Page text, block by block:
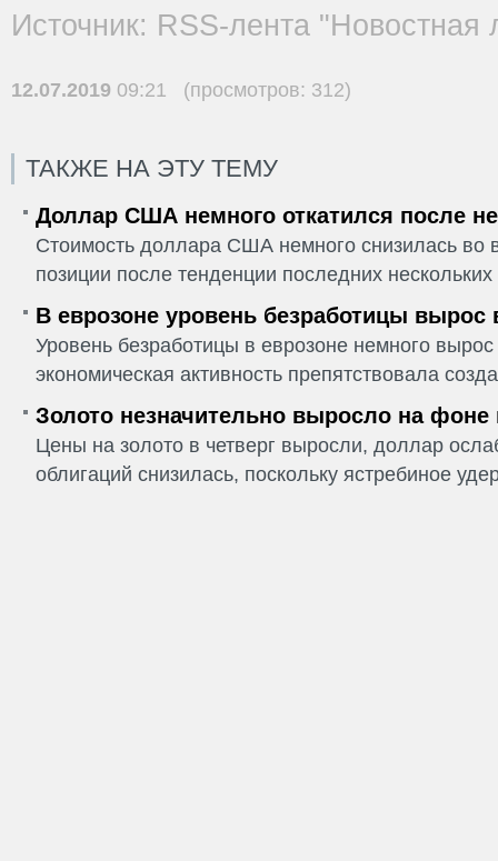
Источник: RSS-лента "Новостная
12.07.2019 09:21 (просмотров: 312)
ТАКЖЕ НА ЭТУ ТЕМУ
Доллар США немного откатился после
Стоимость доллара США немного снизилась во
позиции после тенденции последних
В еврозоне уровень безработицы вырос
Уровень безработицы в еврозоне немного
экономическая активность препятствовала
Золото незначительно выросло на фоне
Цены на золото в четверг выросли, доллар
облигаций снизилась, поскольку ястребиное